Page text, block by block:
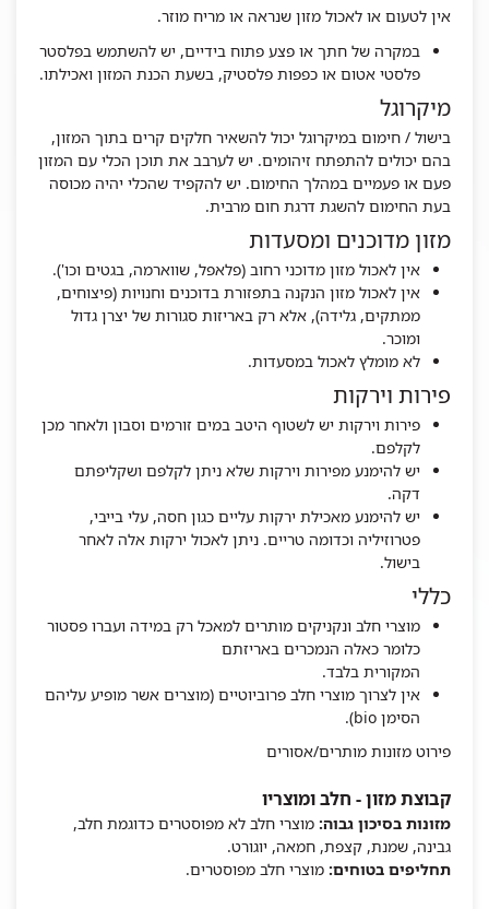
אין לטעום או לאכול מזון שנראה או מריח מוזר.
במקרה של חתך או פצע פתוח בידיים, יש להשתמש בפלסטר
פלסטי אטום או כפפות פלסטיק, בשעת הכנת המזון ואכילתו.
מיקרוגל
בישול / חימום במיקרוגל יכול להשאיר חלקים קרים בתוך המזון,
בהם יכולים להתפתח זיהומים. יש לערבב את תוכן הכלי עם המזון
פעם או פעמיים במהלך החימום. יש להקפיד שהכלי יהיה מכוסה
בעת החימום להשגת דרגת חום מרבית.
מזון מדוכנים ומסעדות
אין לאכול מזון מדוכני רחוב (פלאפל, שווארמה, בגטים וכו').
אין לאכול מזון הנקנה בתפזורת בדוכנים וחנויות (פיצוחים,
ממתקים, גלידה), אלא רק באריזות סגורות של יצרן גדול
ומוכר.
לא מומלץ לאכול במסעדות.
פירות וירקות
פירות וירקות יש לשטוף היטב במים זורמים וסבון ולאחר מכן
לקלפם.
יש להימנע מפירות וירקות שלא ניתן לקלפם ושקליפתם
דקה.
יש להימנע מאכילת ירקות עליים כגון חסה, עלי בייבי,
פטרוזיליה וכדומה טריים. ניתן לאכול ירקות אלה לאחר
בישול.
כללי
מוצרי חלב ונקניקים מותרים למאכל רק במידה ועברו פסטור
כלומר כאלה הנמכרים באריזתם
המקורית בלבד.
אין לצרוך מוצרי חלב פרוביוטיים (מוצרים אשר מופיע עליהם
הסימן bio).
פירוט מזונות מותרים/אסורים
קבוצת מזון - חלב ומוצריו
מזונות בסיכון גבוה: מוצרי חלב לא מפוסטרים כדוגמת חלב,
גבינה, שמנת, קצפת, חמאה, יוגורט.
תחליפים בטוחים: מוצרי חלב מפוסטרים.